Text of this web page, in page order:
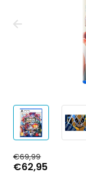
€69,99
€62,95